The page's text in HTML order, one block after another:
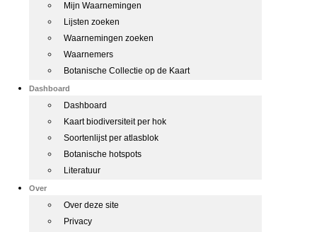
Mijn Waarnemingen
Lijsten zoeken
Waarnemingen zoeken
Waarnemers
Botanische Collectie op de Kaart
Dashboard
Dashboard
Kaart biodiversiteit per hok
Soortenlijst per atlasblok
Botanische hotspots
Literatuur
Over
Over deze site
Privacy